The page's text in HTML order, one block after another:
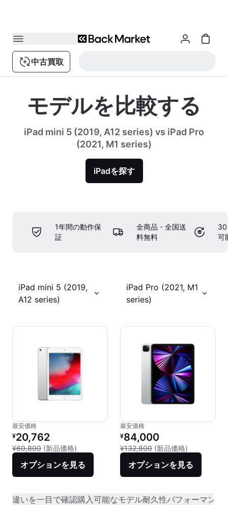
中古買取
モデルを比較する
iPad mini 5 (2019, A12 series) vs iPad Pro
(2021, M1 series)
iPadを探す
1年間の動作保
証
全商品・全国送
料無料
30
可
iPad mini 5 (2019,
A12 series)
iPad Pro (2021, M1
series)
最安価格
リファービッシュ品の価格：
¥20,762
¥60,800 (新品価格) 新品との比較：¥60,800
オプションを見る
最安価格
リファービッシュ品の価格：
¥84,000
¥132,800 (新品価格)
オプションを見る
違いを一目で確認購入可能なモデル耐久性パフォーマンス